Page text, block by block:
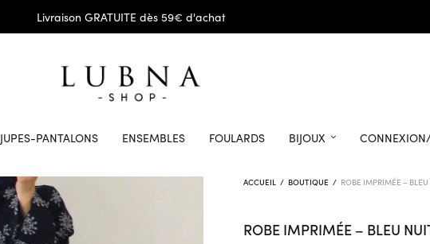
Livraison GRATUITE dès 59€ d'achat
JUPES-PANTALONS ENSEMBLES FOULARDS BIJOUX
ACCUEIL / BOUTIQUE / ROBE IMPRIMÉE –
ROBE IMPRIMÉE – BLEU